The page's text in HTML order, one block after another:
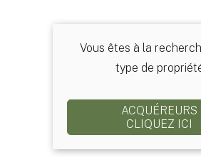
Vous êtes à la
type de
ACQUÉREURS
CLIQUEZ ICI